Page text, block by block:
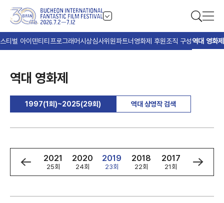
티벌 아이덴티티 프로그래머시상심사위원파트너 영화제 후원조직 구성역대 영화제
역대 영화제
1997(1회)~2025(29회) 역대 상영작 검색
2022
26회
2021
25회
2020
24회
2019
23회
2018
22회
2017
21회
2016
20회